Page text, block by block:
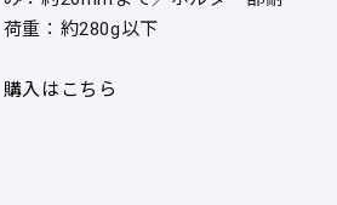
荷重：約280g以下
購入はこちら